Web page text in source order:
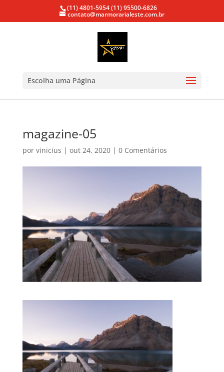
(11) 4801-5954(11) 95500-6826
contato@marmorarialeste.com.br
Escolha uma Página
magazine-05
por vinicius | out 24, 2020| 0 Comentários